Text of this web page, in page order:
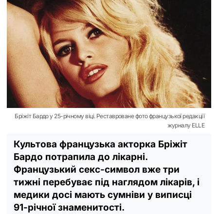
Бріжіт Бардо у 25-річному віці. Реставроване фото французької редакції
журналу ELLE
Культова французька акторка Бріжіт
Бардо потрапила до лікарні.
Французький секс-символ вже три
тижні перебуває під наглядом лікарів, і
медики досі мають сумніви у виписці
91-річної знаменитості.